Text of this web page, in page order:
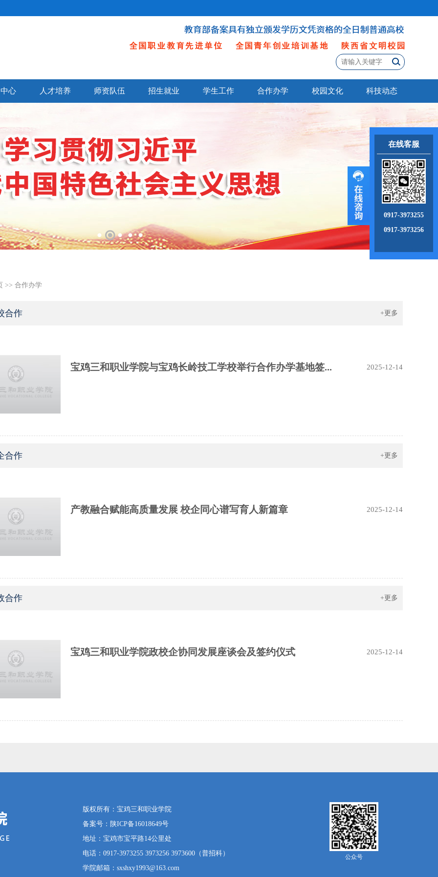
心 人才培养 师资队伍 招生就业 学生工作 合作办学 校园文化 科技动态
>> 合作办学
合作 +更多
宝鸡三和职业学院与宝鸡长岭技工学校举行合作办学基地签... 2025-12-14
合作 +更多
产教融合赋能高质量发展 校企同心谱写育人新篇章 2025-12-14
合作 +更多
宝鸡三和职业学院政校企协同发展座谈会及签约仪式 2025-12-14
版权所有 ： 宝鸡三和职业学院
备案号： 陕ICP备16018649号
地址：宝鸡市宝平路14公里处
电话：0917-3973255 3973256 3973600（普招科）
学院邮箱：sxshxy1993@163.com
公众号
在线客服
0917-3973255
0917-3973256